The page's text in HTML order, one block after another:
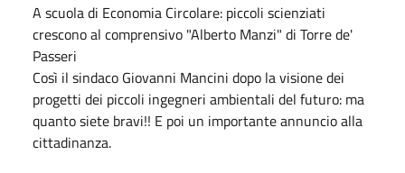
A scuola di Economia Circolare: piccoli scienziati
crescono al comprensivo "Alberto Manzi" di Torre de'
Passeri
Così il sindaco Giovanni Mancini dopo la visione dei
progetti dei piccoli ingegneri ambientali del futuro: ma
quanto siete bravi!! E poi un importante annuncio alla
cittadinanza.